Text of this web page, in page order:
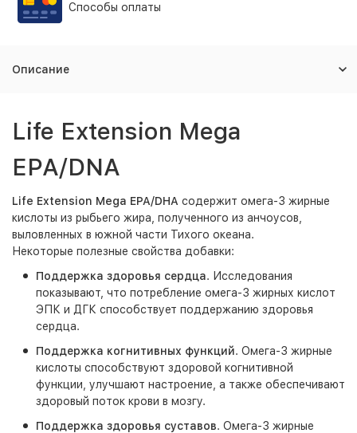
Способы оплаты
Описание
Life Extension Mega
EPA/DNA
Life Extension Mega EPA/DHA содержит омега-3 жирные
кислоты из рыбьего жира, полученного из анчоусов,
выловленных в южной части Тихого океана.
Некоторые полезные свойства добавки:
Поддержка здоровья сердца. Исследования
показывают, что потребление омега-3 жирных кислот
ЭПК и ДГК способствует поддержанию здоровья
сердца.
Поддержка когнитивных функций. Омега-3 жирные
кислоты способствуют здоровой когнитивной
функции, улучшают настроение, а также обеспечивают
здоровый поток крови в мозгу.
Поддержка здоровья суставов. Омега-3 жирные